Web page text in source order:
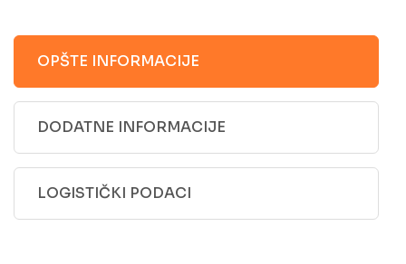
OPŠTE INFORMACIJE
DODATNE INFORMACIJE
LOGISTIČKI PODACI